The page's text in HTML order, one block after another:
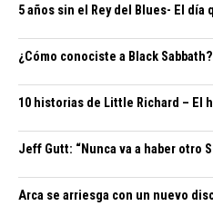
5 años sin el Rey del Blues- El día
¿Cómo conociste a Black
10 historias de Little Richard – El
Jeff Gutt: “Nunca va a haber otro
Arca se arriesga con un nuevo